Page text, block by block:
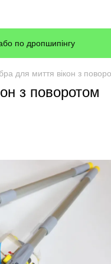
по дропшипінгу
для миття вікон з
з поворотом